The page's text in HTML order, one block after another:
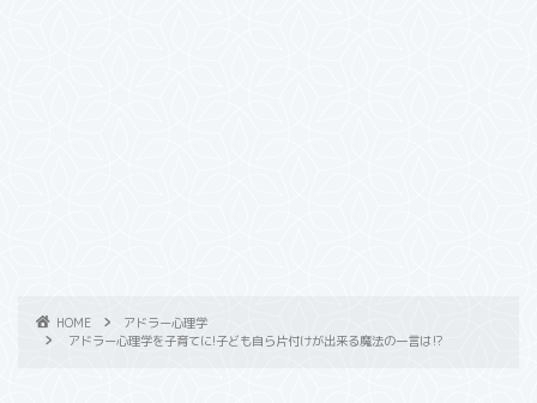
HOME
アドラー心理学
アドラー心理学を子育てに!子ども自ら片付けが出来る魔法の一言は⁉︎